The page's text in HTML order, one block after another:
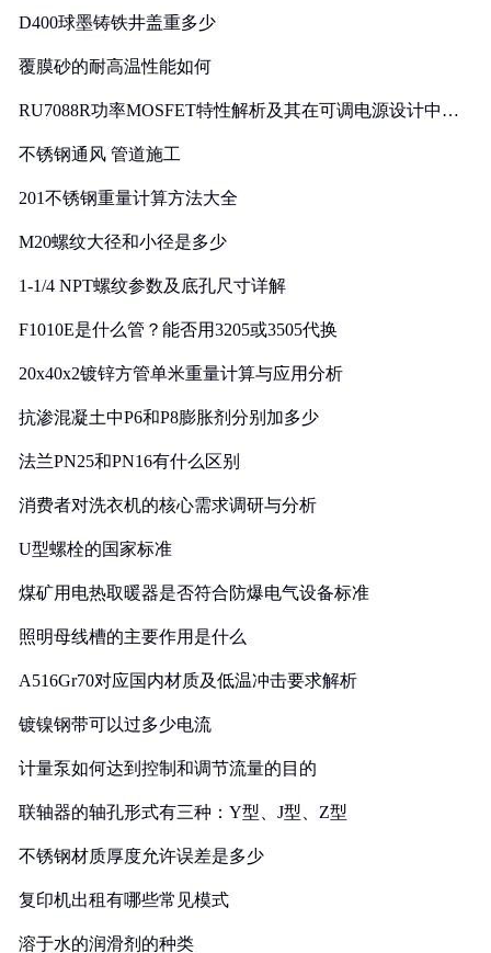
D400球墨铸铁井盖重多少
覆膜砂的耐高温性能如何
RU7088R功率MOSFET特性解析及其在可调电源设计中的
不锈钢通风 管道施工
201不锈钢重量计算方法大全
M20螺纹大径和小径是多少
1-1/4 NPT螺纹参数及底孔尺寸详解
F1010E是什么管？能否用3205或3505代换
20x40x2镀锌方管单米重量计算与应用分析
抗渗混凝土中P6和P8膨胀剂分别加多少
法兰PN25和PN16有什么区别
消费者对洗衣机的核心需求调研与分析
U型螺栓的国家标准
煤矿用电热取暖器是否符合防爆电气设备标准
照明母线槽的主要作用是什么
A516Gr70对应国内材质及低温冲击要求解析
镀镍钢带可以过多少电流
计量泵如何达到控制和调节流量的目的
联轴器的轴孔形式有三种：Y型、J型、Z型
不锈钢材质厚度允许误差是多少
复印机出租有哪些常见模式
溶于水的润滑剂的种类